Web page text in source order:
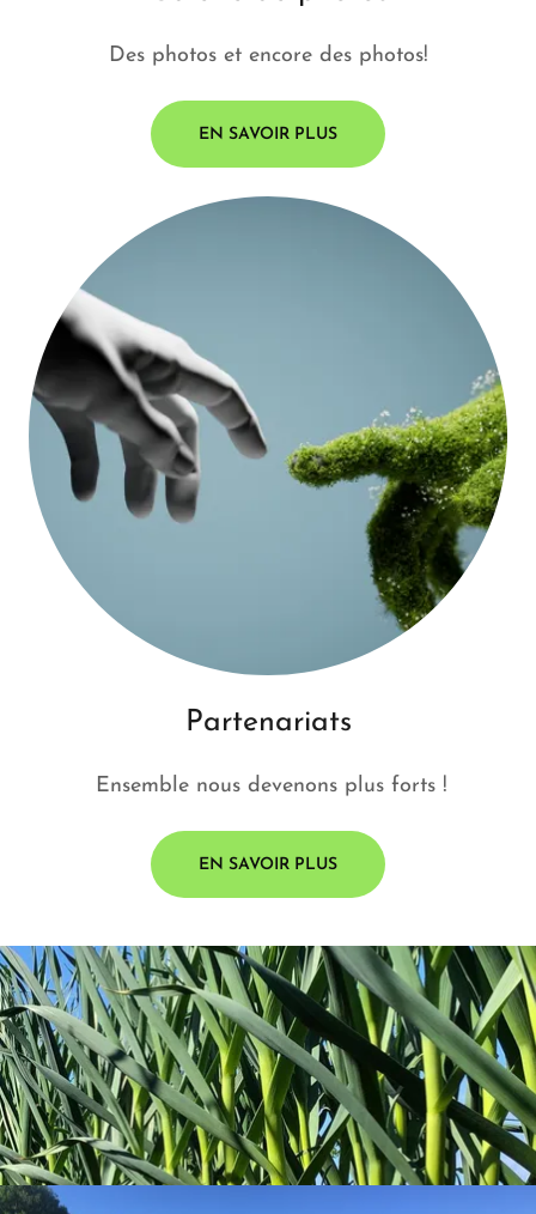
Des photos et encore des photos!
EN SAVOIR PLUS
Partenariats
Ensemble nous devenons plus forts !
EN SAVOIR PLUS